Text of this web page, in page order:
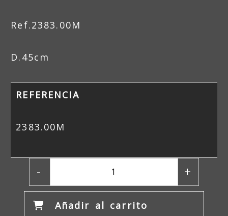
Ref.2383.00M
D.45cm
REFERENCIA
2383.00M
- +
Añadir al carrito